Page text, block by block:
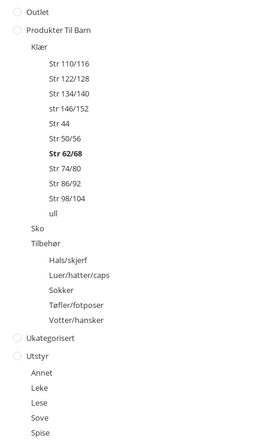
Outlet
Produkter Til Barn
Klær
Str 110/116
Str 122/128
Str 134/140
str 146/152
Str 44
Str 50/56
Str 62/68
Str 74/80
Str 86/92
Str 98/104
ull
Sko
Tilbehør
Hals/skjerf
Luer/hatter/caps
Sokker
Tøfler/fotposer
Votter/hansker
Ukategorisert
Utstyr
Annet
Leke
Lese
Sove
Spise